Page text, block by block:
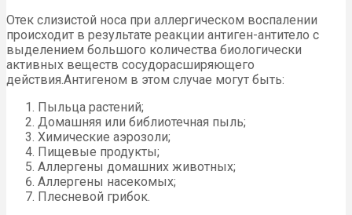
Отек слизистой носа при аллергическом воспалении
происходит в результате реакции антиген-антитело с
выделением большого количества биологически
активных веществ сосудорасширяющего
действия.Антигеном в этом случае могут быть:
Пыльца растений;
Домашняя или библиотечная пыль;
Химические аэрозоли;
Пищевые продукты;
Аллергены домашних животных;
Аллергены насекомых;
Плесневой грибок.